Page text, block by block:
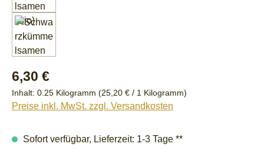
Regulärer Preis:
6,30 €
Inhalt: 0.25 Kilogramm (25,20 € / 1 Kilogramm)
Preise inkl. MwSt. zzgl. Versandkosten
Sofort verfügbar, Lieferzeit: 1-3 Tage **